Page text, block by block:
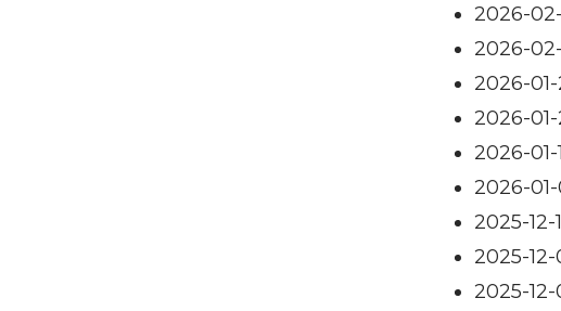
2026-
2026-
2026-
2026-
2026-01-
2026-
2025-12-
2025-12-
2025-12-